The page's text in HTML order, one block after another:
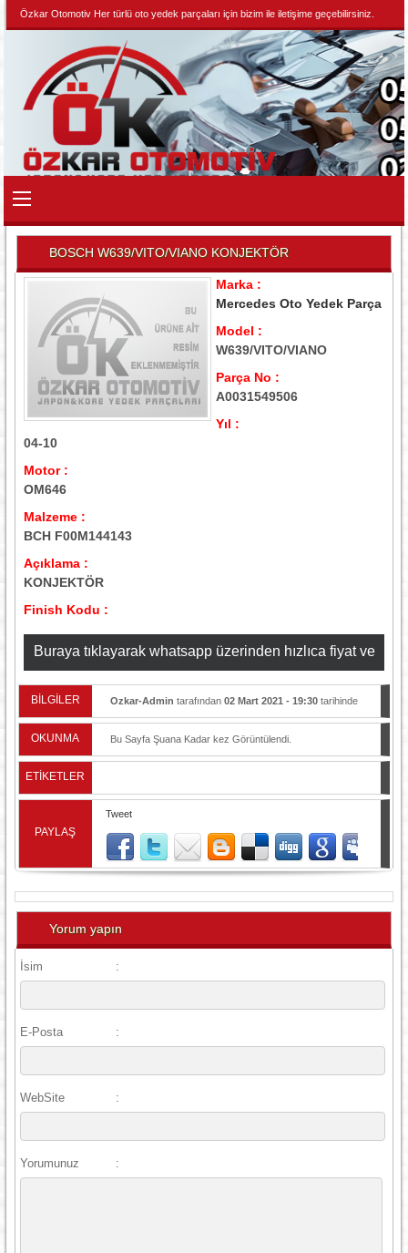
Özkar Otomotiv Her türlü oto yedek parçaları için bizim ile iletişime geçebilirsiniz.
BOSCH W639/VITO/VIANO KONJEKTÖR
Marka :
Mercedes Oto Yedek Parça
Model :
W639/VITO/VIANO
Parça No :
A0031549506
Yıl :
04-10
Motor :
OM646
Malzeme :
BCH F00M144143
Açıklama :
KONJEKTÖR
Finish Kodu :
Buraya tıklayarak whatsapp üzerinden hızlıca fiyat ve
stok bilgisi alabilirsiniz
BİLGİLER Ozkar-Admin tarafından 02 Mart 2021 - 19:30tarihinde
OKUNMA Bu Sayfa Şuana Kadar kez Görüntülendi.
ETİKETLER
PAYLAŞ
Tweet
Yorum yapın
İsim :
E-Posta :
WebSite :
Yorumunuz :